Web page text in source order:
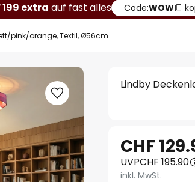
199 extra auf fast alles Code:WOW
pink/orange, Textil, Ø56cm
Lindby
CHF
UVPCHF 195.90
inkl. MwSt.